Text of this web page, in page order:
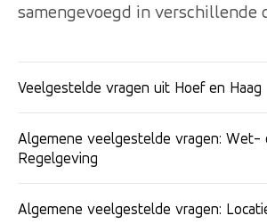
samengevoegd in verschillende
Veelgestelde vragen uit Hoef en Haag
Algemene veelgestelde vragen: Wet-
Regelgeving
Algemene veelgestelde vragen: